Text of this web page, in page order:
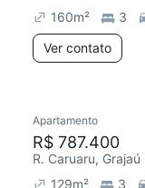
160m² 3
Ver contato
Apartamento
R$ 787.400
R. Caruaru, Grajaú
129m² 3